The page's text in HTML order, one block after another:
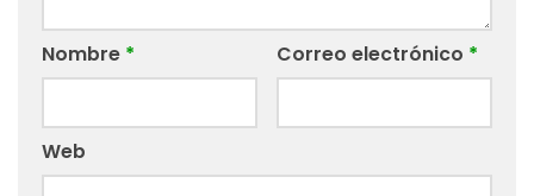
Nombre * Correo electrónico *
Web